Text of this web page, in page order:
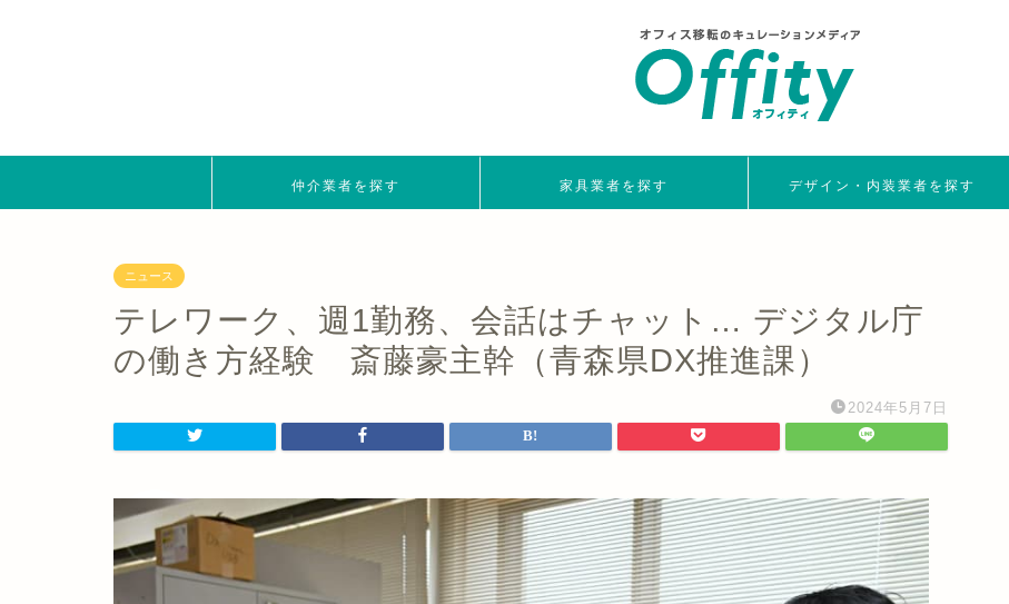
仲介業者を探す 家具業者を探す デザイン・内装業者を探す
ニュース
テレワーク、週1勤務、会話はチャット… デジタル庁
の働き方経験 斎藤豪主幹（青森県DX推進課）
2024年5月7日